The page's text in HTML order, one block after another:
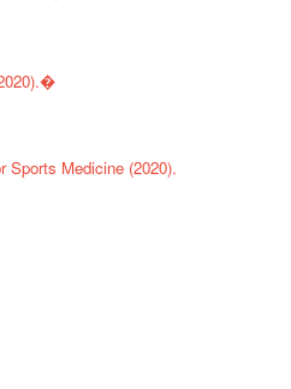
Sports Medicine (2020).